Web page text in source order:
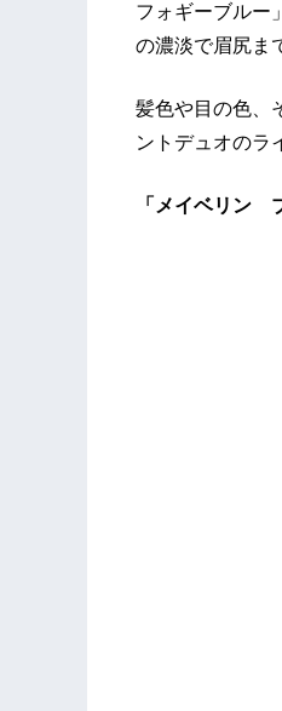
フォギーブルー
の濃淡で眉尻ま
髪色や目の色、
ントデュオのラ
「メイベリン